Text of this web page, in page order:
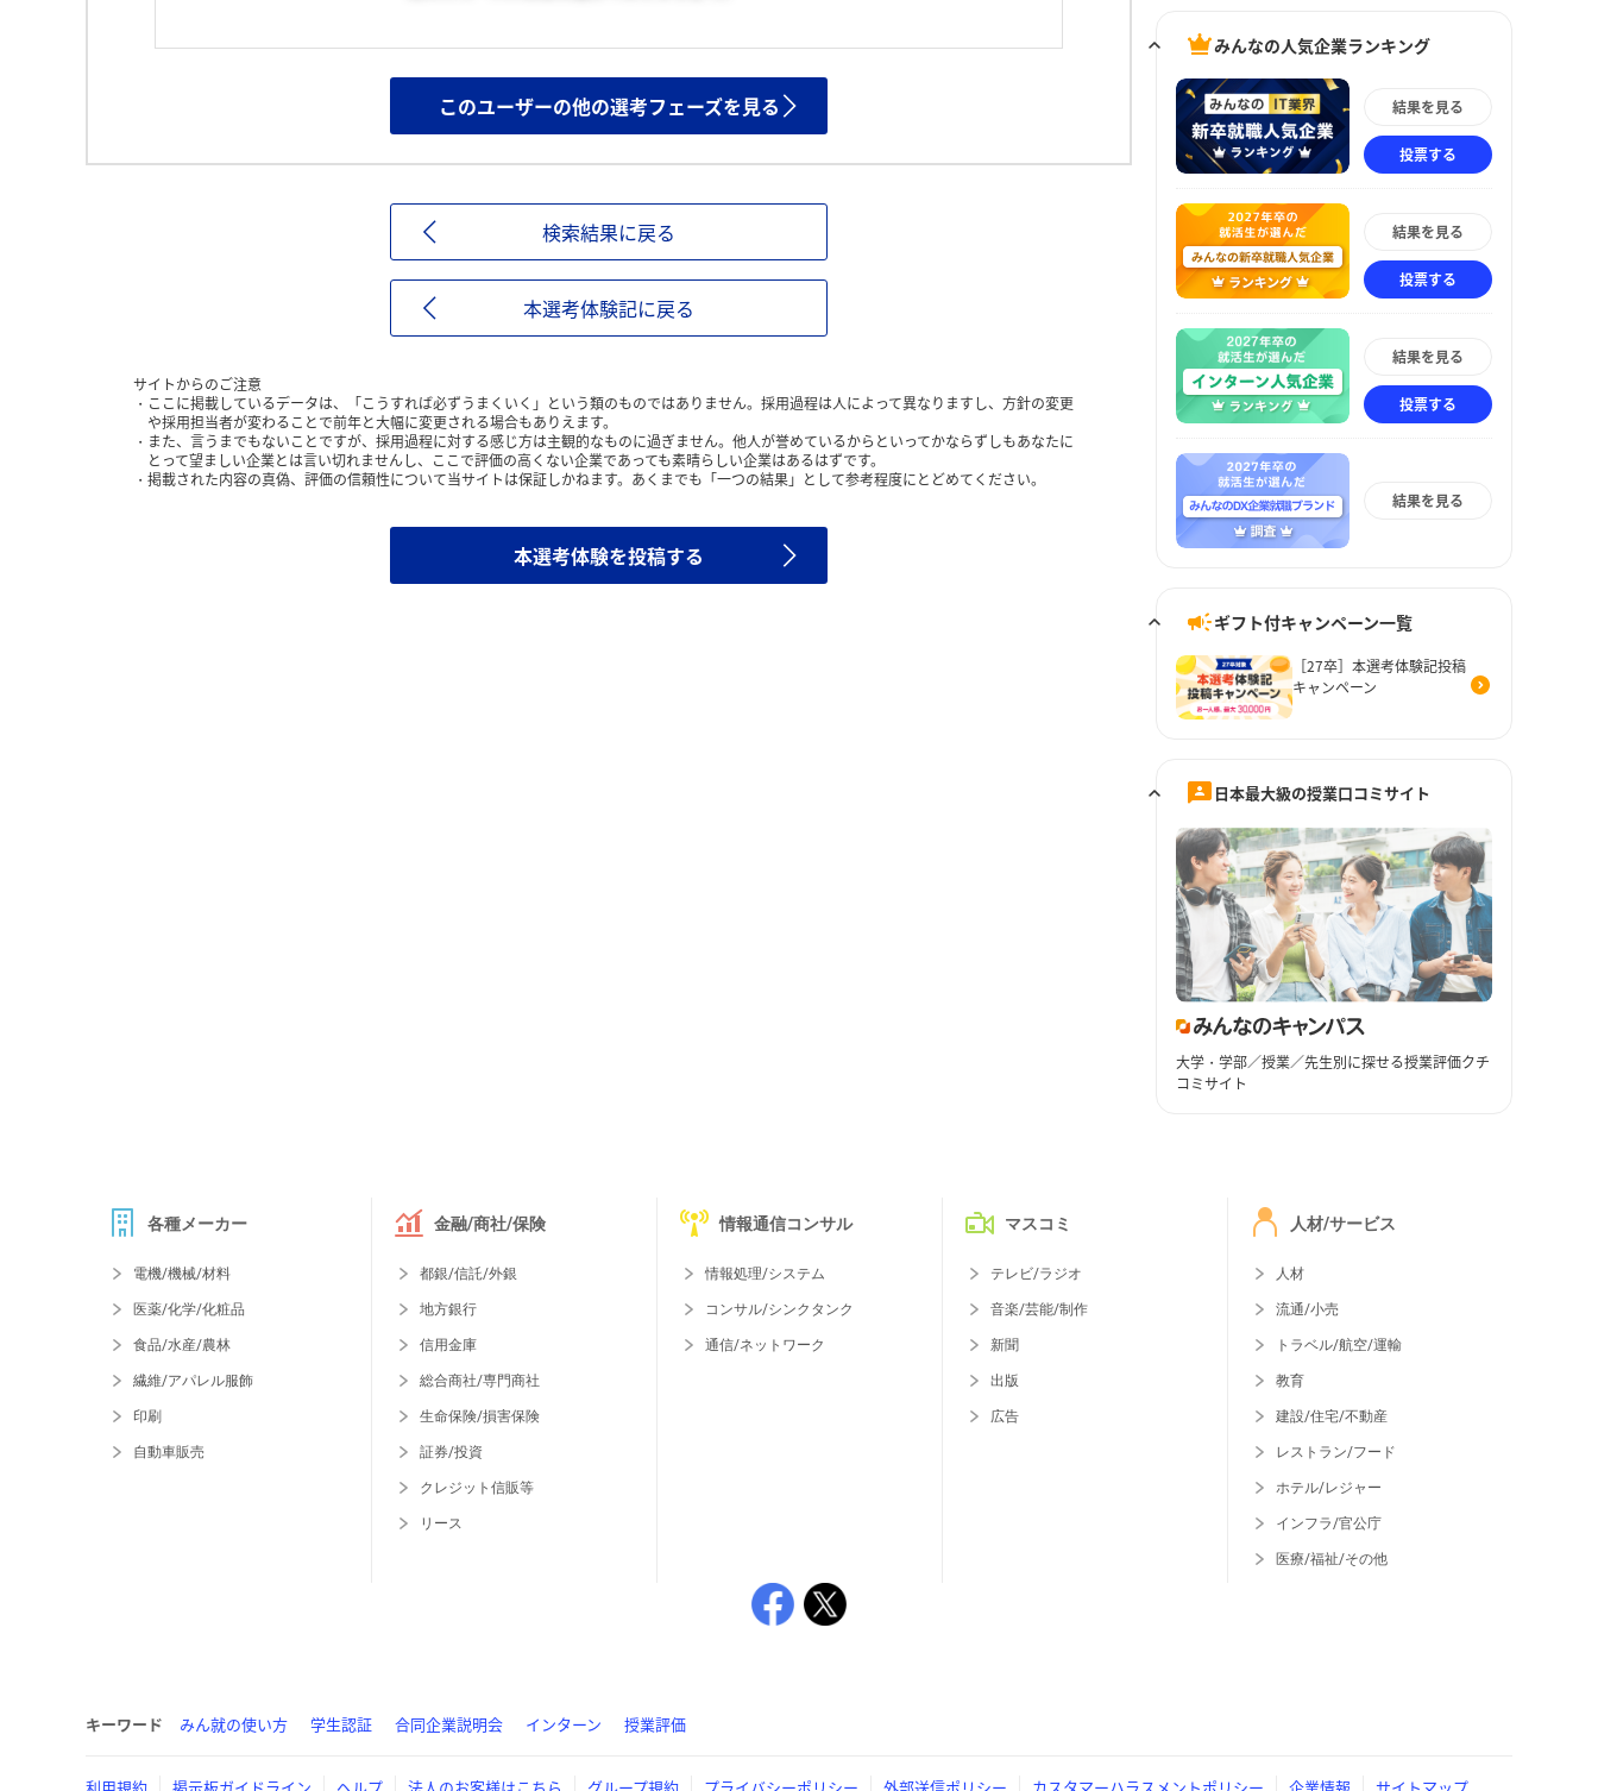
このユーザーの他の選考フェーズを見る
検索結果に戻る
本選考体験記に戻る
サイトからのご注意
ここに掲載しているデータは、「こうすれば必ずうまくいく」という類のものではありません。採用過程は人によって異なりますし、方針の変更
や採用担当者が変わることで前年と大幅に変更される場合もありえます。
また、言うまでもないことですが、採用過程に対する感じ方は主観的なものに過ぎません。他人が誉めているからといってかならずしもあなたに
とって望ましい企業とは言い切れませんし、ここで評価の高くない企業であっても素晴らしい企業はあるはずです。
掲載された内容の真偽、評価の信頼性について当サイトは保証しかねます。あくまでも「一つの結果」として参考程度にとどめてください。
本選考体験を投稿する
みんなの人気企業ランキング
結果を見る
投票する
結果を見る
投票する
結果を見る
投票する
結果を見る
ギフト付キャンペーン一覧
［27卒］本選考体験記投稿
キャンペーン
日本最大級の授業口コミサイト
大学・学部／授業／先生別に探せる授業評価クチ
コミサイト
各種メーカー
電機/機械/材料
医薬/化学/化粧品
食品/水産/農林
繊維/アパレル服飾
印刷
自動車販売
金融/商社/保険
都銀/信託/外銀
地方銀行
信用金庫
総合商社/専門商社
生命保険/損害保険
証券/投資
クレジット信販等
リース
情報通信コンサル
情報処理/システム
コンサル/シンクタンク
通信/ネットワーク
マスコミ
テレビ/ラジオ
音楽/芸能/制作
新聞
出版
広告
人材/サービス
人材
流通/小売
トラベル/航空/運輸
教育
建設/住宅/不動産
レストラン/フード
ホテル/レジャー
インフラ/官公庁
医療/福祉/その他
キーワード みん就の使い方 学生認証 合同企業説明会 インターン 授業評価